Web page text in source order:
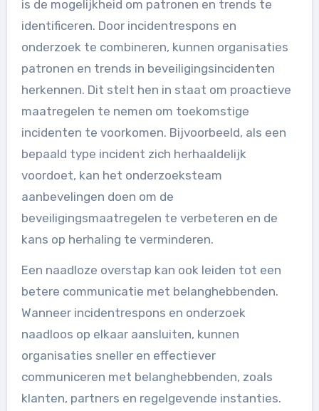
is de mogelijkheid om patronen en trends te
identificeren. Door incidentrespons en
onderzoek te combineren, kunnen organisaties
patronen en trends in beveiligingsincidenten
herkennen. Dit stelt hen in staat om proactieve
maatregelen te nemen om toekomstige
incidenten te voorkomen. Bijvoorbeeld, als een
bepaald type incident zich herhaaldelijk
voordoet, kan het onderzoeksteam
aanbevelingen doen om de
beveiligingsmaatregelen te verbeteren en de
kans op herhaling te verminderen.
Een naadloze overstap kan ook leiden tot een
betere communicatie met belanghebbenden.
Wanneer incidentrespons en onderzoek
naadloos op elkaar aansluiten, kunnen
organisaties sneller en effectiever
communiceren met belanghebbenden, zoals
klanten, partners en regelgevende instanties.